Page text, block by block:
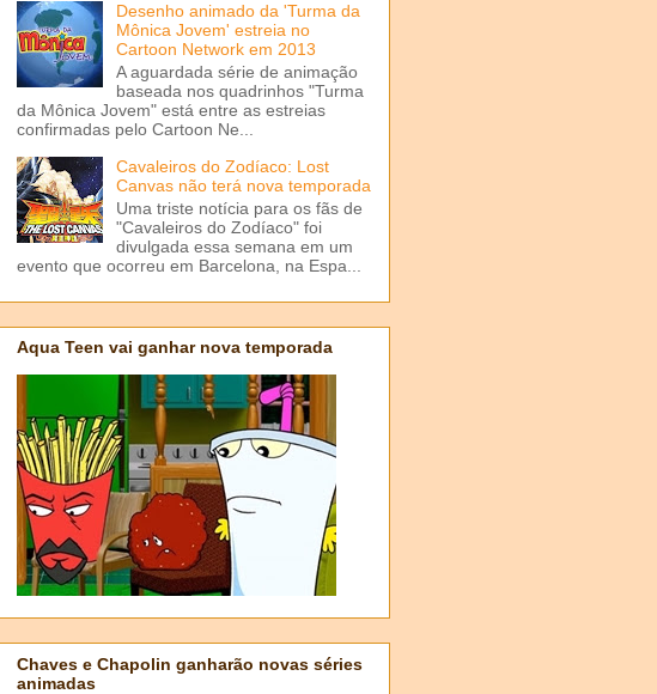
Desenho animado da 'Turma da
Mônica Jovem' estreia no
Cartoon Network em 2013
A aguardada série de animação
baseada nos quadrinhos "Turma
da Mônica Jovem" está entre as estreias
confirmadas pelo Cartoon Ne...
Cavaleiros do Zodíaco: Lost
Canvas não terá nova temporada
Uma triste notícia para os fãs de
"Cavaleiros do Zodíaco" foi
divulgada essa semana em um
evento que ocorreu em Barcelona, na Espa...
Aqua Teen vai ganhar nova temporada
Chaves e Chapolin ganharão novas séries
animadas